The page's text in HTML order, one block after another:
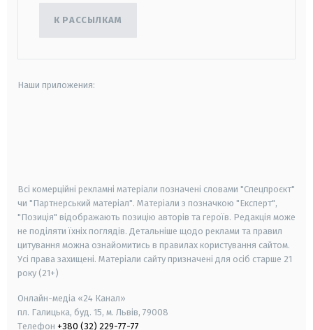
К РАССЫЛКАМ
Наши приложения:
Всі комерційні рекламні матеріали позначені словами "Спецпроєкт"
чи "Партнерський матеріал". Матеріали з позначкою "Експерт",
"Позиція" відображають позицію авторів та героїв. Редакція може
не поділяти їхніх поглядів. Детальніше щодо реклами та правил
цитування можна ознайомитись в правилах користування сайтом.
Усі права захищені. Матеріали сайту призначені для осіб старше 21
року (21+)
Онлайн-медіа «24 Канал»
пл. Галицька, буд. 15, м. Львів, 79008
Телефон +380 (32) 229-77-77